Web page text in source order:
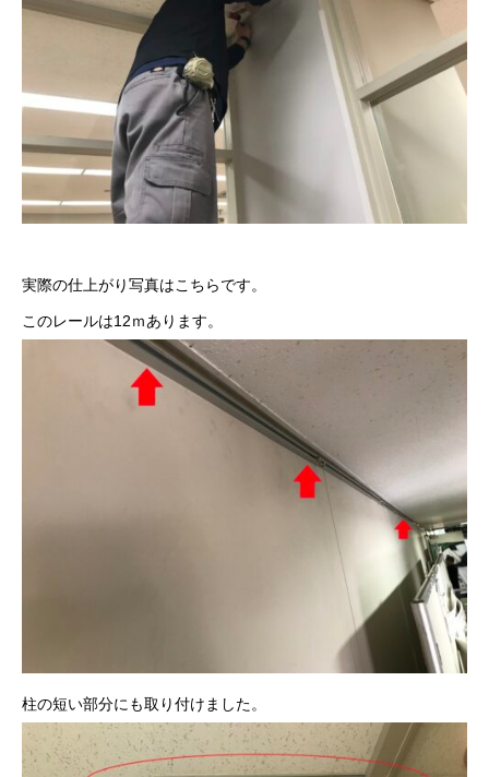
実際の仕上がり写真はこちらです。
このレールは12ｍあります。
柱の短い部分にも取り付けました。